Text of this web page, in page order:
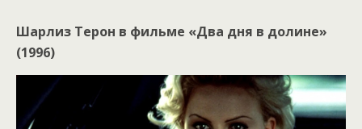
Шарлиз Терон в фильме «Два дня в долине»
(1996)